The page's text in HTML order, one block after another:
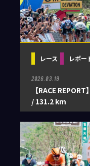
レース レポー
2026.03.19
【RACE
/ 131.2 km